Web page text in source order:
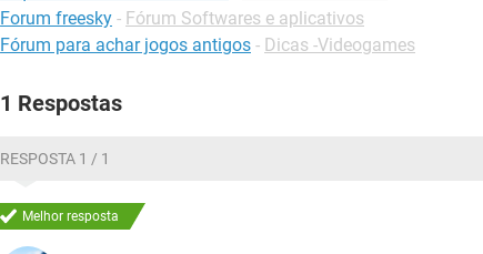
Forum freesky - Fórum Softwares e aplicativos
Fórum para achar jogos antigos - Dicas -Videogames
1 Respostas
RESPOSTA 1 / 1
Melhor resposta